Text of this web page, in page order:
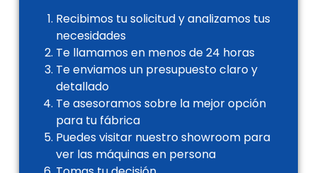
Recibimos tu solicitud y analizamos tus
necesidades
Te llamamos en menos de 24 horas
Te enviamos un presupuesto claro y
detallado
Te asesoramos sobre la mejor opción
para tu fábrica
Puedes visitar nuestro showroom para
ver las máquinas en persona